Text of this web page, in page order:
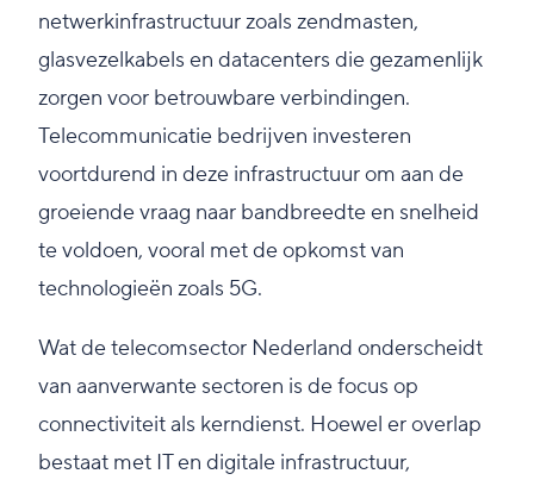
netwerkinfrastructuur zoals zendmasten,
glasvezelkabels en datacenters die gezamenlijk
zorgen voor betrouwbare verbindingen.
Telecommunicatie bedrijven investeren
voortdurend in deze infrastructuur om aan de
groeiende vraag naar bandbreedte en snelheid
te voldoen, vooral met de opkomst van
technologieën zoals 5G.
Wat de telecomsector Nederland onderscheidt
van aanverwante sectoren is de focus op
connectiviteit als kerndienst. Hoewel er overlap
bestaat met IT en digitale infrastructuur,